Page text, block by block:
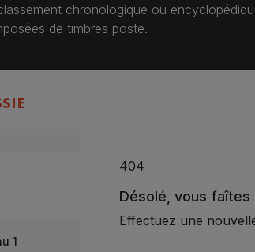
chronologique ou
de timbres poste.
1
404
Désolé, vous
Effectuez une